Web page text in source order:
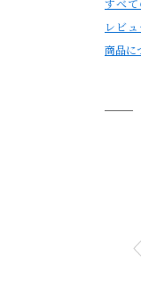
返品
レビ
商品に